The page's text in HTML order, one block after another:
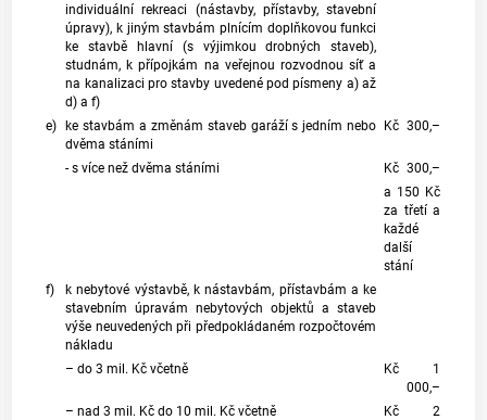
individuální rekreaci (nástavby, přístavby, stavební
úpravy), k jiným stavbám plnícím doplňkovou funkci
ke stavbě hlavní (s výjimkou drobných staveb),
studnám, k přípojkám na veřejnou rozvodnou síť a
na kanalizaci pro stavby uvedené pod písmeny a) až
d) a f)
e) ke stavbám a změnám staveb garáží s jedním nebo
dvěma stáními
Kč 300,–
- s více než dvěma stáními Kč 300,–
a 150 Kč
za třetí a
každé
další
stání
f)
k nebytové výstavbě, k nástavbám, přístavbám a ke
stavebním úpravám nebytových objektů a staveb
výše neuvedených při předpokládaném rozpočtovém
nákladu
– do 3 mil. Kč včetně
Kč
1
000,–
– nad 3 mil. Kč do 10 mil. Kč včetně
Kč
2